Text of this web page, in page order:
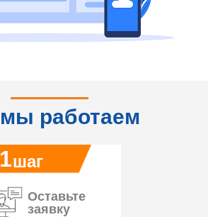
работаем
Оставьте
заявку
шаг